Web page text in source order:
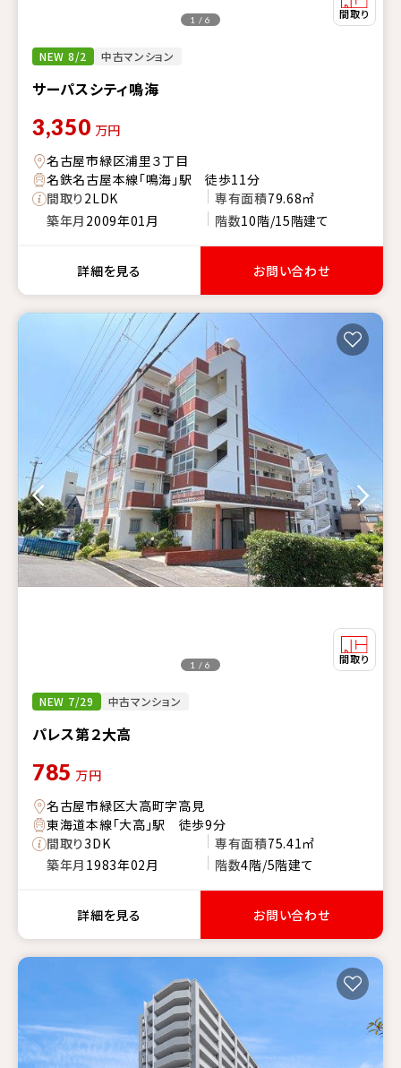
NEW 8/2 中古マンション
サーパスシティ鳴海
1 / 6
3,350 万円
名古屋市緑区浦里３丁目
名鉄名古屋本線「鳴海」駅 徒歩11分
間取り2LDK 専有面積79.68㎡
築年月 2009年01月 階数10階/15階建て
詳細を見る お問い合わせ
NEW 7/29 中古マンション
パレス第２大高
1 / 6
785 万円
名古屋市緑区大高町字高見
東海道本線「大高」駅 徒歩9分
間取り3DK 専有面積75.41㎡
築年月 1983年02月 階数4階/5階建て
詳細を見る お問い合わせ